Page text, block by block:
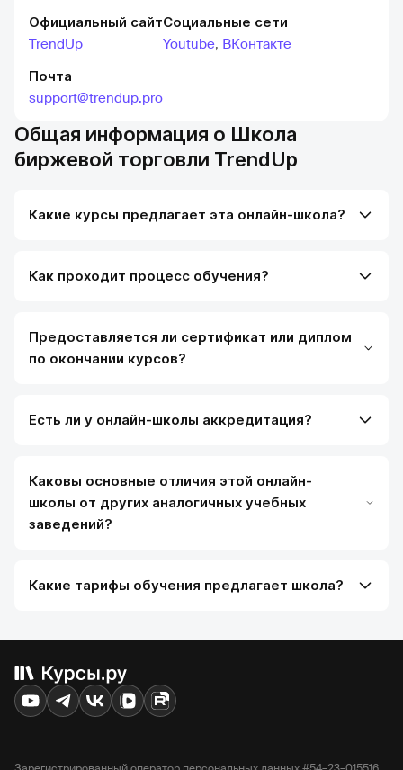
Официальный сайт
TrendUp
Социальные сети
Youtube, ВКонтакте
Почта
support@trendup.pro
Общая информация о Школа
биржевой торговли TrendUp
Какие курсы предлагает эта онлайн-школа?
Как проходит процесс обучения?
Предоставляется ли сертификат или диплом
по окончании курсов?
Есть ли у онлайн-школы аккредитация?
Каковы основные отличия этой онлайн-
школы от других аналогичных учебных
заведений?
Какие тарифы обучения предлагает школа?